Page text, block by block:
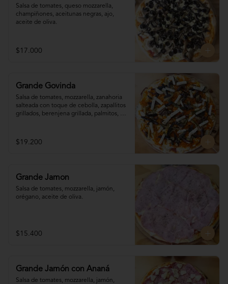
Salsa de tomates, queso mozzarella,
champiñones, aceitunas negras, ajo,
aceite de oliva.
$17.000
Grande Govinda
Salsa de tomates, mozzarella, zanahoria
salteada con toque de cebolla, zapallitos
grillados, berenjena grillada, palmitos,
$19.200
Grande Jamon
Salsa de tomates, mozzarella, jamón,
orégano, aceite de oliva.
$15.400
Grande Jamón con Ananá
Salsa de tomates, mozzarella, jamón,